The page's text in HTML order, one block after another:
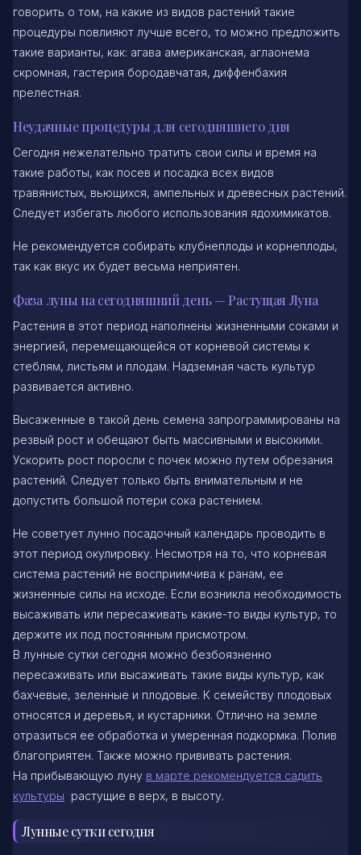
говорить о том, на какие из видов растений такие
процедуры повлияют лучше всего, то можно предложить
такие варианты, как: агава американская, аглаонема
скромная, гастерия бородавчатая, диффенбахия
прелестная.
Неудачные процедуры для сегодняшнего дня
Сегодня нежелательно тратить свои силы и время на
такие работы, как посев и посадка всех видов
травянистых, вьющихся, ампельных и древесных растений.
Следует избегать любого использования ядохимикатов.
Не рекомендуется собирать клубнеплоды и корнеплоды,
так как вкус их будет весьма неприятен.
Фаза луны на сегодняшний день — Растущая Луна
Растения в этот период наполнены жизненными соками и
энергией, перемещающейся от корневой системы к
стеблям, листьям и плодам. Надземная часть культур
развивается активно.
Высаженные в такой день семена запрограммированы на
резвый рост и обещают быть массивными и высокими.
Ускорить рост поросли с почек можно путем обрезания
растений. Следует только быть внимательным и не
допустить большой потери сока растением.
Не советует лунно посадочный календарь проводить в
этот период окулировку. Несмотря на то, что корневая
система растений не восприимчива к ранам, ее
жизненные силы на исходе. Если возникла необходимость
высаживать или пересаживать какие-то виды культур, то
держите их под постоянным присмотром.
В лунные сутки сегодня можно безбоязненно
пересаживать или высаживать такие виды культур, как
бахчевые, зеленные и плодовые. К семейству плодовых
относятся и деревья, и кустарники. Отлично на земле
отразиться ее обработка и умеренная подкормка. Полив
благоприятен. Также можно прививать растения.
На прибывающую луну в марте рекомендуется садить
культуры растущие в верх, в высоту.
Лунные сутки сегодня